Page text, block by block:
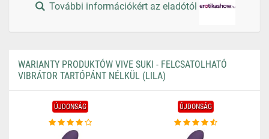
További információkért az eladótól
WARIANTY PRODUKTÓW VIVE SUKI - FELCSATOLHATÓ
VIBRÁTOR TARTÓPÁNT NÉLKÜL (LILA)
ÚJDONSÁG ÚJDONSÁG